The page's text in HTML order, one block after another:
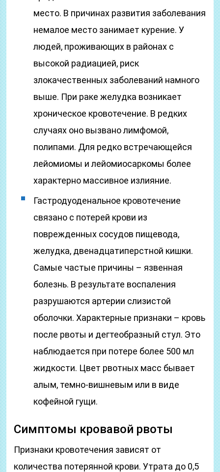
место. В причинах развития заболевания
немалое место занимает курение. У
людей, проживающих в районах с
высокой радиацией, риск
злокачественных заболеваний намного
выше. При раке желудка возникает
хроническое кровотечение. В редких
случаях оно вызвано лимфомой,
полипами. Для редко встречающейся
лейомиомы и лейомиосаркомы более
характерно массивное излияние.
Гастродуоденальное кровотечение
связано с потерей крови из
поврежденных сосудов пищевода,
желудка, двенадцатиперстной кишки.
Самые частые причины – язвенная
болезнь. В результате воспаления
разрушаются артерии слизистой
оболочки. Характерные признаки – кровь
после рвоты и дегтеобразный стул. Это
наблюдается при потере более 500 мл
жидкости. Цвет рвотных масс бывает
алым, темно-вишневым или в виде
кофейной гущи.
Симптомы кровавой рвоты
Признаки кровотечения зависят от
количества потерянной крови. Утрата до 0,5